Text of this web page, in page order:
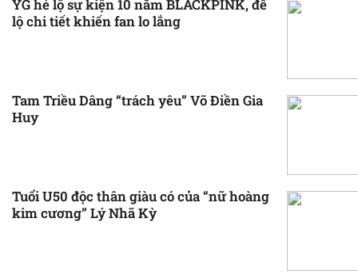
YG hé lộ sự kiện 10 năm BLACKPINK, để
lộ chi tiết khiến fan lo lắng
Tam Triều Dâng “trách yêu” Võ Điền Gia
Huy
Tuổi U50 độc thân giàu có của “nữ hoàng
kim cương” Lý Nhã Kỳ